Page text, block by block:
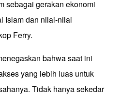
sebagai gerakan ekonomi
Islam dan nilai-nilai
Ferry.
bahwa saat ini
yang lebih luas untuk
Tidak hanya sekedar